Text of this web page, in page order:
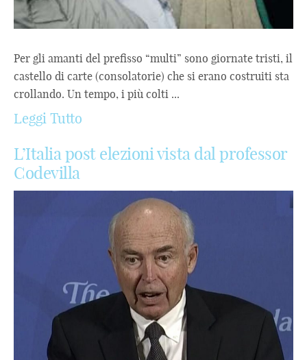
Per gli amanti del prefisso “multi” sono giornate tristi, il
castello di carte (consolatorie) che si erano costruiti sta
crollando. Un tempo, i più colti ...
Leggi Tutto
L’Italia post elezioni vista dal professor
Codevilla